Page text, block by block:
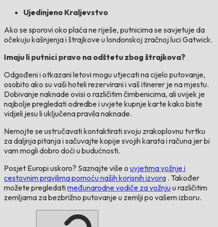
Ujedinjeno Kraljevstvo
Ako se sporovi oko plaća ne riješe, putnicima se savjetuje da
očekuju kašnjenja i štrajkove u londonskoj zračnoj luci Gatwick.
Imaju li putnici pravo na odštetu zbog štrajkova?
Odgođeni i otkazani letovi mogu utjecati na cijelo putovanje,
osobito ako su vaši hoteli rezervirani i vaš itinerer je na mjestu.
Dobivanje naknade ovisi o različitim čimbenicima, ali uvijek je
najbolje pregledati odredbe i uvjete kupnje karte kako biste
vidjeli jesu li uključena pravila naknade.
Nemojte se ustručavati kontaktirati svoju zrakoplovnu tvrtku
za daljnja pitanja i sačuvajte kopije svojih karata i računa jer bi
vam mogli dobro doći u budućnosti.
Posjet Europi uskoro? Saznajte više o uvjetima vožnje i
cestovnim pravilima pomoću naših korisnih izvora . Također
možete pregledatimeđunarodne vodiče za vožnjuu različitim
zemljama za bezbrižno putovanje u zemlji po vašem izboru.